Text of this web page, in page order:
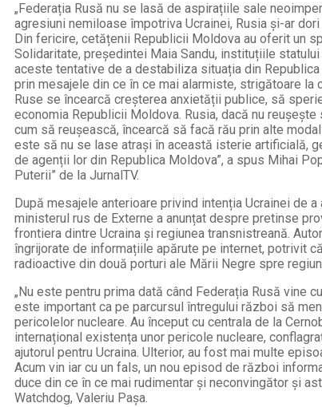
„Federația Rusă nu se lasă de aspirațiile sale
agresiuni nemiloase împotriva Ucrainei, Rusia și-ar
Din fericire, cetățenii Republicii Moldova au oferit un
Solidaritate, președintei Maia Sandu, instituțiile
aceste tentative de a destabiliza situația din
prin mesajele din ce în ce mai alarmiste, strigătoare la
Ruse se încearcă creșterea anxietății publice, să
economia Republicii Moldova. Rusia, dacă nu
cum să reușească, încearcă să facă rău prin alte
este să nu se lase atrași în această isterie artificială,
de agenții lor din Republica Moldova”, a spus Mihai
Puterii” de la JurnalTV.
După mesajele anterioare privind intenția Ucrainei de
ministerul rus de Externe a anunțat despre pretinse
frontiera dintre Ucraina și regiunea transnistreană.
îngrijorate de informațiile apărute pe internet, potrivit
radioactive din două porturi ale Mării Negre spre
„Nu este pentru prima dată când Federația Rusă vine
este important ca pe parcursul întregului război să
pericolelor nucleare. Au început cu centrala de la
internațional existența unor pericole nucleare,
ajutorul pentru Ucraina. Ulterior, au fost mai multe
Acum vin iar cu un fals, un nou episod de război
duce din ce în ce mai rudimentar și neconvingător și
Watchdog, Valeriu Pașa.